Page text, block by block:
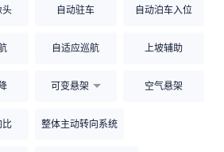
头 自动驻车 自动泊车入位
自适应巡航 上坡辅助
可变悬架 空气悬架
比 整体主动转向系统